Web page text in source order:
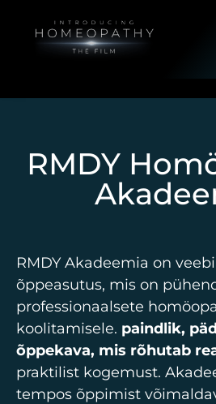
RMDY
RMDY Akadeemia on
õppeasutus, mis on
professionaalsete
koolitamisele. paindlik,
õppekava, mis rõhutab
praktilist kogemust.
tempos õppimist